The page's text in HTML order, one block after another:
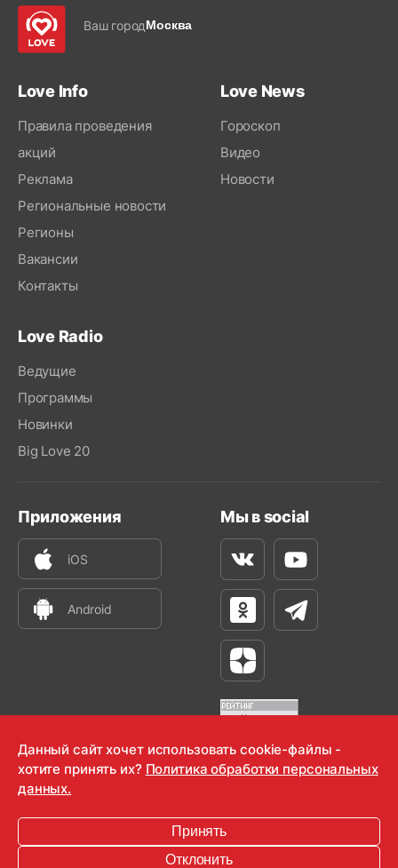
Ваш городМосква
Love Info
Правила проведения
акций
Реклама
Региональные новости
Регионы
Вакансии
Контакты
Love News
Гороскоп
Видео
Новости
Love Radio
Ведущие
Программы
Новинки
Big Love 20
Приложения
iOS
Android
Мы в social
ВконтактеYoutube
Одноклассники
Телеграм
Яндекс Дзен
OOO "Радио-Любовь" 2000-2026
Информация для правообладателей
Данный сайт хочет использовать cookie-файлы -
хотите принять их? Политика обработки персональных
данных.
Принять
Отклонить